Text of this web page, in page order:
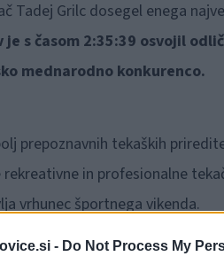
- Do Not Process My
Tadej Grilc dosegel enega
s časom 2:35:39 osvojil
mednarodno konkurenco.
prepoznavnih tekaških
in profesionalne
vrhunec športnega vikenda.
Tadej najboljši Slovenec na